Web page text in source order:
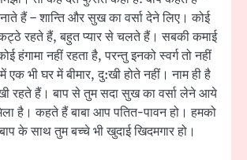
हैं – शान्ति और सुख का वर्सा देने लिए। कोई
रहते हैं, बहुत प्यार से चलते हैं। सबकी कमाई
हंगामा नहीं रहता है, परन्तु इनको स्वर्ग तो नहीं
भी घर में बीमार, दु:खी होते नहीं। नाम ही है
रहते हैं। बाप से तुम सदा सुख का वर्सा लेने आये
है। कहते हैं बाबा आप पतित-पावन हो। हमको
के साथ तुम बच्चे भी खुदाई खिदमगार हो।